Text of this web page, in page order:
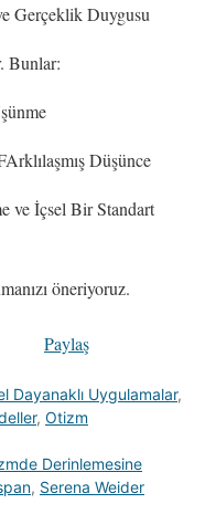
Gerçeklik Duygusu
Bunlar:
Düşünce
ve İçsel Bir Standart
öneriyoruz.
Paylaş
Dayanaklı Uygulamalar,
, Otizm
Derinlemesine
, Serena Weider